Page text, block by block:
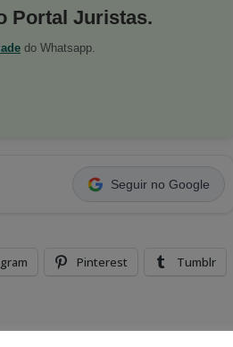
Portal Juristas.
do Whatsapp.
Seguir no Google
Pinterest Tumblr